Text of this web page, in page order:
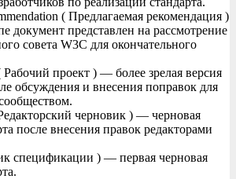
( Предлагаемая рекомендация )
документ представлен на рассмотрение
совета W3C для окончательного
проект ) — более зрелая версия
обсуждения и внесения поправок для
черновик ) — черновая
после внесения правок редакторами
спецификации ) — первая черновая